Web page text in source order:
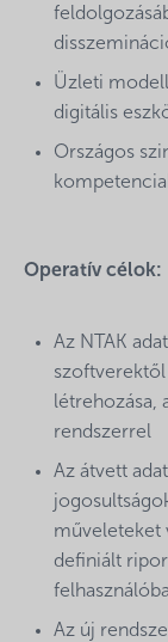
Üzleti
digitális
Országos
Operatív célok:
Az NTAK
létrehozása,
rendszerrel
Az átvett
műveleteket
definiált
Az új